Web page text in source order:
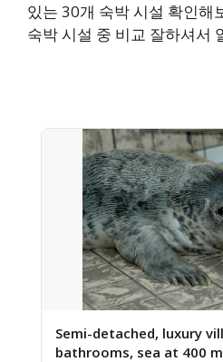
있는 30개 숙박 시설 확인해
숙박 시설 중 비교 잘하셔서
Semi-detached, luxury
bathrooms, sea at 400